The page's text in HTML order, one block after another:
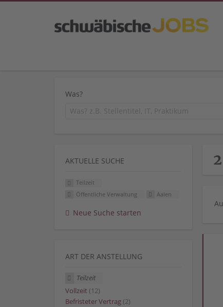
Was?
AKTUELLE SUCHE
Teilzeit
Öffentliche Verwaltung
Aalen
Neue Suche starten
ART DER ANSTELLUNG
Teilzeit
Vollzeit (12)
Befristeter Vertrag (2)